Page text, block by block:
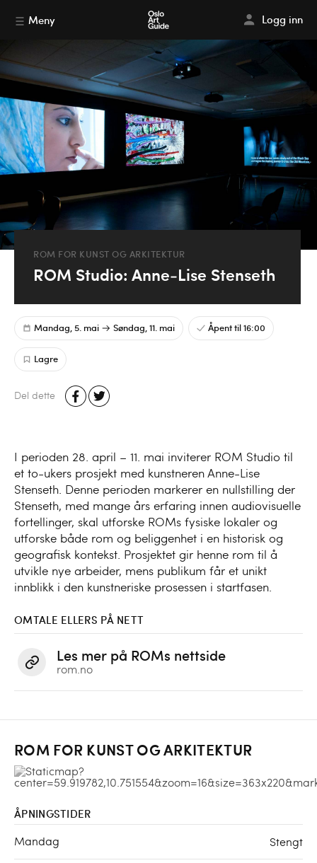
Meny Logg inn
ROM FOR KUNST OG ARKITEKTUR
ROM Studio: Anne-Lise Stenseth
Mandag, 5. mai Søndag, 11. mai Åpent til 16:00
Lagre
Del dette
I perioden 28. april – 11. mai inviterer ROM Studio til
et to-ukers prosjekt med kunstneren Anne-Lise
Stenseth. Denne perioden markerer en nullstilling der
Stenseth, med mange års erfaring innen audiovisuelle
fortellinger, skal utforske ROMs fysiske lokaler og
utforske både rom og beliggenhet i en historisk og
geografisk kontekst. Prosjektet gir henne rom til å
utvikle nye arbeider, mens publikum får et unikt
innblikk i den kunstneriske prosessen i startfasen.
OMTALE ELLERS PÅ NETT
Les mer på ROMs nettside
rom.no
ROM FOR KUNST OG ARKITEKTUR
ÅPNINGSTIDER
Mandag Stengt